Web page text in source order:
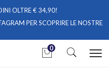
OLTRE € 34,90!
PER SCOPRIRE LE NOSTRE
0